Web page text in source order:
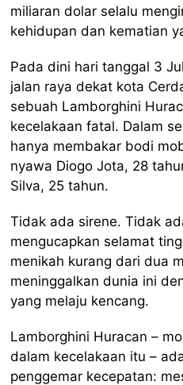
miliaran dolar selalu
kehidupan dan kematian
Pada dini hari tanggal 3
jalan raya dekat kota
sebuah Lamborghini
kecelakaan fatal. Dalam
hanya membakar bodi
nyawa Diogo Jota, 28
Silva, 25 tahun.
Tidak ada sirene. Tidak
mengucapkan selamat
menikah kurang dari dua
meninggalkan dunia ini
yang melaju kencang.
Lamborghini Huracan –
dalam kecelakaan itu –
penggemar kecepatan: